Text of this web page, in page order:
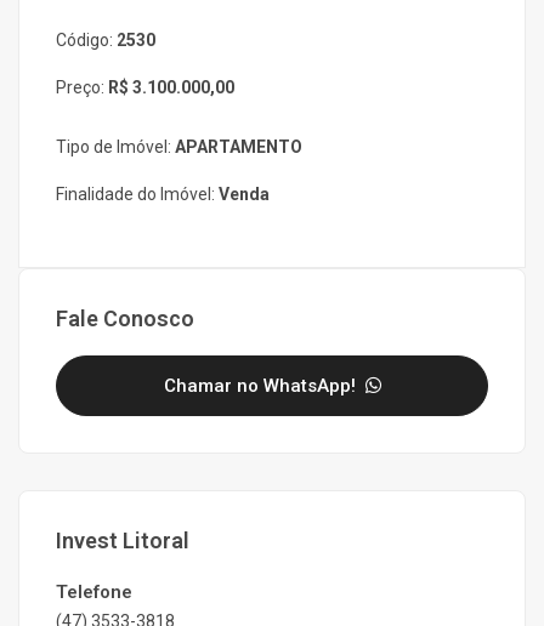
Código: 2530
Preço: R$ 3.100.000,00
Tipo de Imóvel: APARTAMENTO
Finalidade do Imóvel: Venda
Fale Conosco
Chamar no WhatsApp!
Invest Litoral
Telefone
(47) 3533-3818